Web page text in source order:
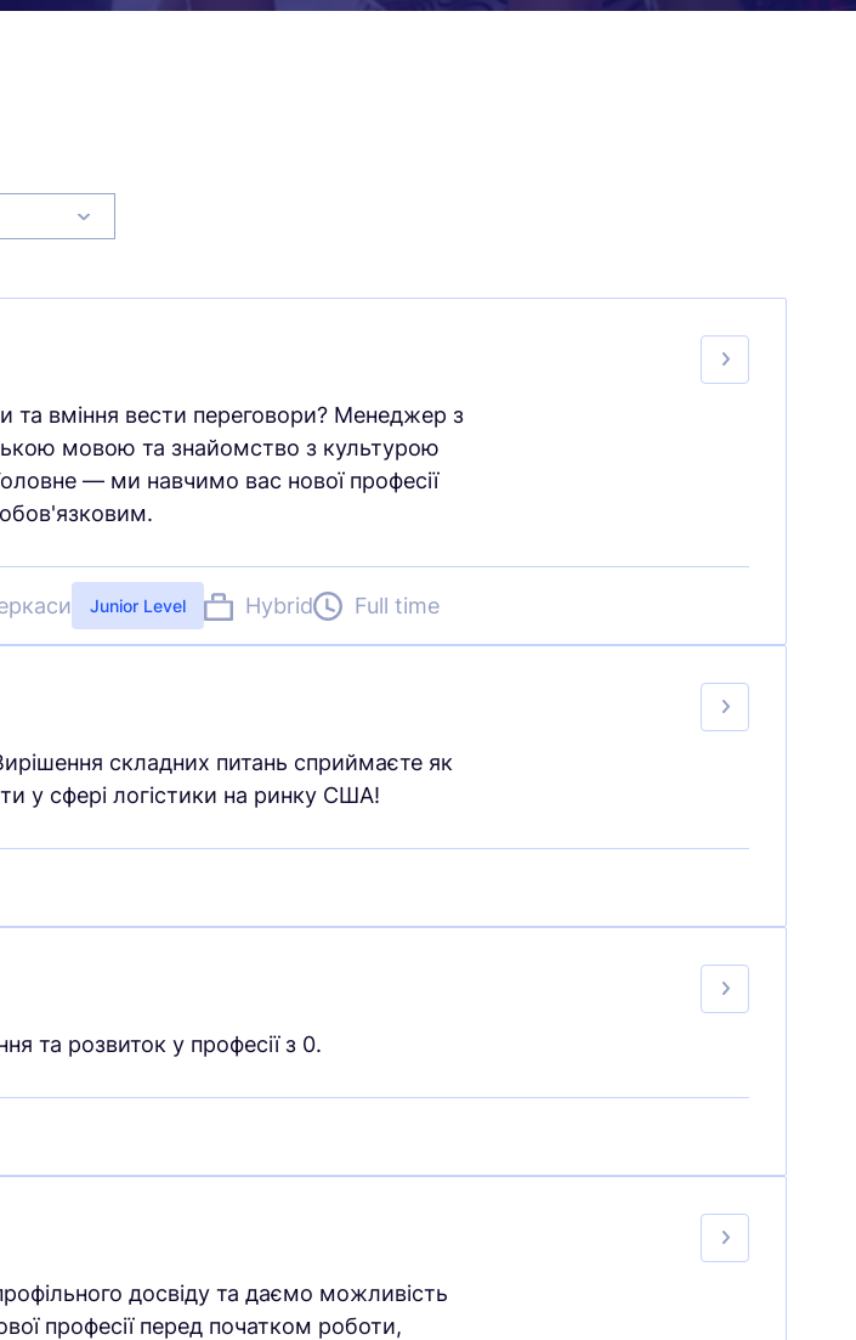
та вміння вести переговори? Менеджер з
мовою та знайомство з культурою
— ми навчимо вас нової професії
Junior Level Hybrid Full time
складних питань сприймаєте як
у сфері логістики на ринку США!
та розвиток у професії з 0.
досвіду та даємо можливість
професії перед початком роботи,